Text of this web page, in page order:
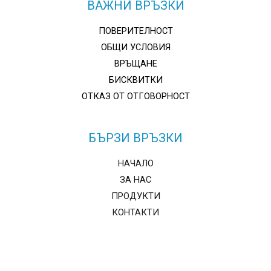
page
ВАЖНИ ВРЪЗКИ
ПОВЕРИТЕЛНОСТ
ОБЩИ УСЛОВИЯ
ВРЪЩАНЕ
БИСКВИТКИ
ОТКАЗ ОТ ОТГОВОРНОСТ
БЪРЗИ ВРЪЗКИ
НАЧАЛО
ЗА НАС
ПРОДУКТИ
КОНТАКТИ